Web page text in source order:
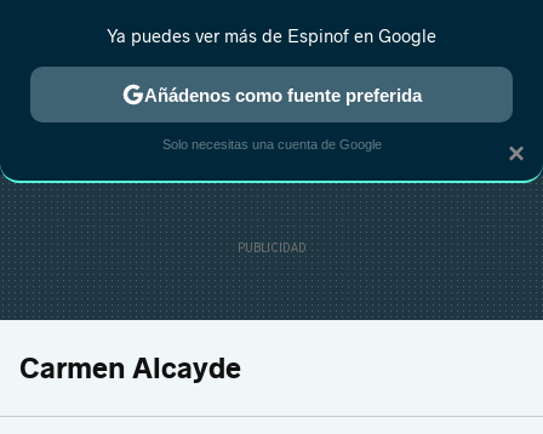
ESTRENOS REALITY ANIME RANKINGS CINE
Carmen Alcayde
×
Ya puedes ver más de Espinof en Google
Añádenos como fuente preferida
Solo necesitas una cuenta de Google